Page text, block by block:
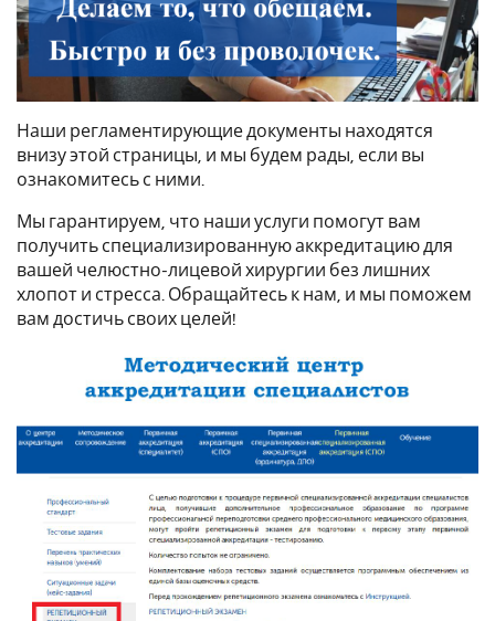
Наши регламентирующие документы находятся
внизу этой страницы, и мы будем рады, если вы
ознакомитесь с ними.
Мы гарантируем, что наши услуги помогут вам
получить специализированную аккредитацию для
вашей челюстно-лицевой хирургии без лишних
хлопот и стресса. Обращайтесь к нам, и мы поможем
вам достичь своих целей!